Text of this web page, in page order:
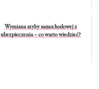
Wymiana szyby samochodowej z
ubezpieczenia – co warto wiedzieć?